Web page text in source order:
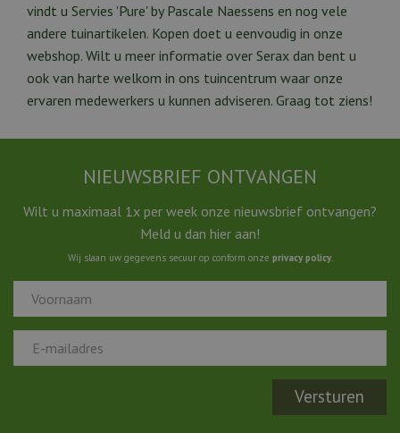
vindt u Servies 'Pure' by Pascale Naessens en nog vele
andere tuinartikelen. Kopen doet u eenvoudig in onze
webshop. Wilt u meer informatie over Serax dan bent u
ook van harte welkom in ons tuincentrum waar onze
ervaren medewerkers u kunnen adviseren. Graag tot ziens!
NIEUWSBRIEF ONTVANGEN
Wilt u maximaal 1x per week onze nieuwsbrief ontvangen?
Meld u dan hier aan!
Wij slaan uw gegevens secuur op conform onze privacy policy.